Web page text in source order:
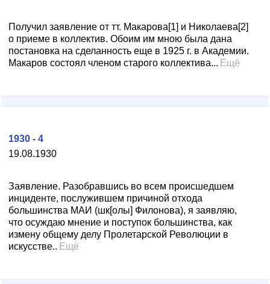
Получил заявление от тт. Макарова[1] и Николаева[2]
о приеме в коллектив. Обоим им мною была дана
постановка на сделанность еще в 1925 г. в Академии.
Макаров состоял членом старого коллектива... Ещё
19.08.1930
1930 - 4
Заявление. Разобравшись во всем происшедшем
инциденте, послужившем причиной отхода
большинства МАИ (шк[олы] Филонова), я заявляю,
что осуждаю мнение и поступок большинства, как
измену общему делу Пролетарской Революции в
искусстве.. Ещё